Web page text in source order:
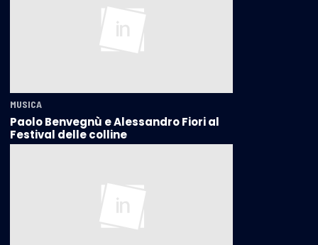
MUSICA
Paolo Benvegnù e Alessandro Fiori al
Festival delle colline